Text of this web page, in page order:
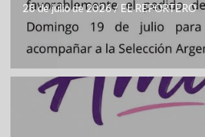
28 de julio de 2026/ EL REPORTERO